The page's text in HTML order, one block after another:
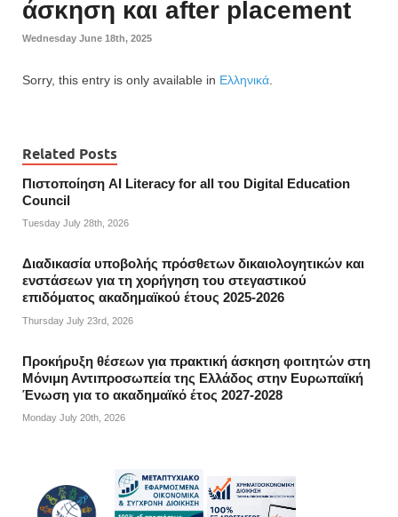
άσκηση και after placement
Wednesday June 18th, 2025
Sorry, this entry is only available in Ελληνικά
Related Posts
Πιστοποίηση AI Literacy for all του Digital Education
Council
Tuesday July 28th, 2026
Διαδικασία υποβολής πρόσθετων δικαιολογητικών και
ενστάσεων για τη χορήγηση του στεγαστικού
επιδόματος ακαδημαϊκού έτους 2025-2026
Thursday July 23rd, 2026
Προκήρυξη θέσεων για πρακτική άσκηση φοιτητών στη
Μόνιμη Αντιπροσωπεία της Ελλάδος στην Ευρωπαϊκή
Ένωση για το ακαδημαϊκό έτος 2027-2028
Monday July 20th, 2026